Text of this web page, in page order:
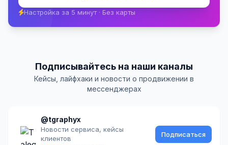
Настройка за 5 минут · Без карты
Подписывайтесь на наши каналы
Кейсы, лайфхаки и новости о продвижении в
мессенджерах
@tgraphyx
Новости сервиса, кейсы
клиентов
Подписаться